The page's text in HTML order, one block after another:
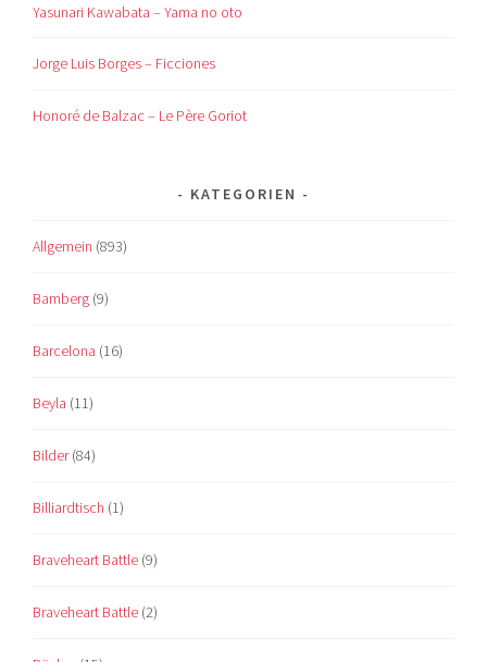
Yasunari Kawabata – Yama no oto
Jorge Luis Borges – Ficciones
Honoré de Balzac – Le Père Goriot
KATEGORIEN
Allgemein (893)
Bamberg (9)
Barcelona (16)
Beyla (11)
Bilder(84)
Billiardtisch (1)
Braveheart Battle (9)
Braveheart Battle (2)